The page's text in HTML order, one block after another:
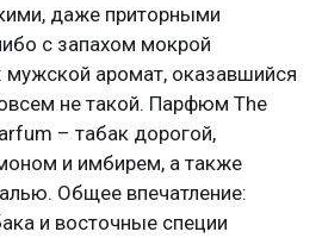
даже приторными
с запахом мокрой
мужской аромат, оказавшийся
не такой. Парфюм The
– табак дорогой,
и имбирем, а также
Общее впечатление:
и восточные специи